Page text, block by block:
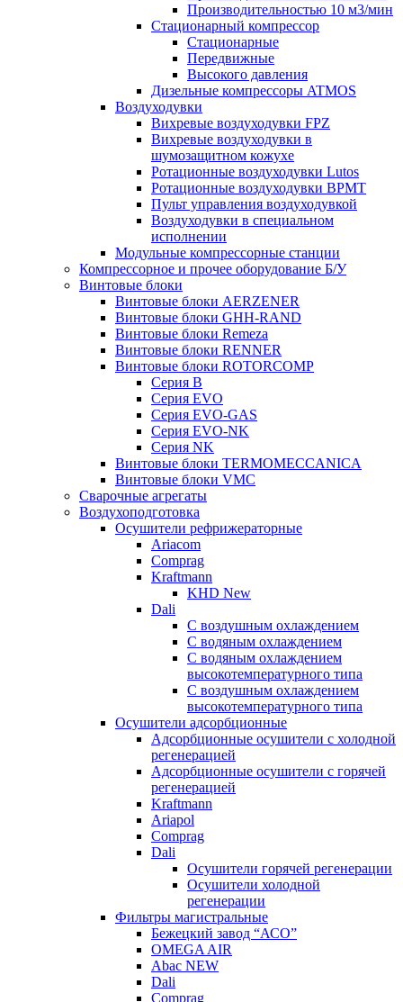
Производительностью 10 м3/мин
Стационарный компрессор
Стационарные
Передвижные
Высокого давления
Дизельные компрессоры ATMOS
Воздуходувки
Вихревые воздуходувки FPZ
Вихревые воздуходувки в
шумозащитном кожухе
Ротационные воздуходувки Lutos
Ротационные воздуходувки ВРМТ
Пульт управления воздуходувкой
Воздуходувки в специальном
исполнении
Модульные компрессорные станции
Компрессорное и прочее оборудование Б/У
Винтовые блоки
Винтовые блоки AERZENER
Винтовые блоки GHH-RAND
Винтовые блоки Remeza
Винтовые блоки RENNER
Винтовые блоки ROTORCOMP
Серия B
Серия EVO
Серия EVO-GAS
Серия EVO-NK
Серия NK
Винтовые блоки TERMOMECCANICA
Винтовые блоки VMC
Сварочные агрегаты
Воздухоподготовка
Осушители рефрижераторные
Ariacom
Comprag
Kraftmann
KHD New
Dali
C воздушным охлаждением
C водяным охлаждением
С водяным охлаждением
высокотемпературного типа
C воздушным охлаждением
высокотемпературного типа
Осушители адсорбционные
Адсорбционные осушители с холодной
регенерацией
Адсорбционные осушители с горячей
регенерацией
Kraftmann
Ariapol
Comprag
Dali
Осушители горячей регенерации
Осушители холодной
регенерации
Фильтры магистральные
Бежецкий завод “АСО”
OMEGA AIR
Abac NEW
Dali
Comprag